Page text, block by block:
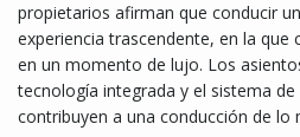
propietarios afirman que conducir
experiencia trascendente, en la que
en un momento de lujo. Los
tecnología integrada y el sistema
contribuyen a una conducción de lo